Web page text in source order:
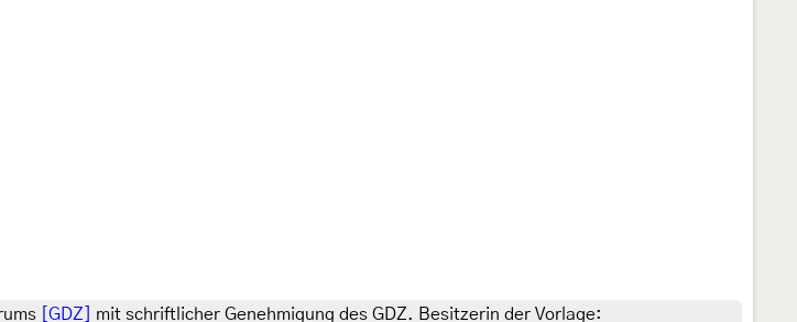
[GDZ] mit schriftlicher Genehmigung des GDZ. Besitzerin der Vorlage: